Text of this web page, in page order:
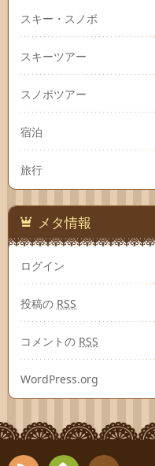
スキー・スノボ
スキーツアー
スノボツアー
宿泊
旅行
メタ情報
ログイン
投稿の RSS
コメントの RSS
WordPress.org